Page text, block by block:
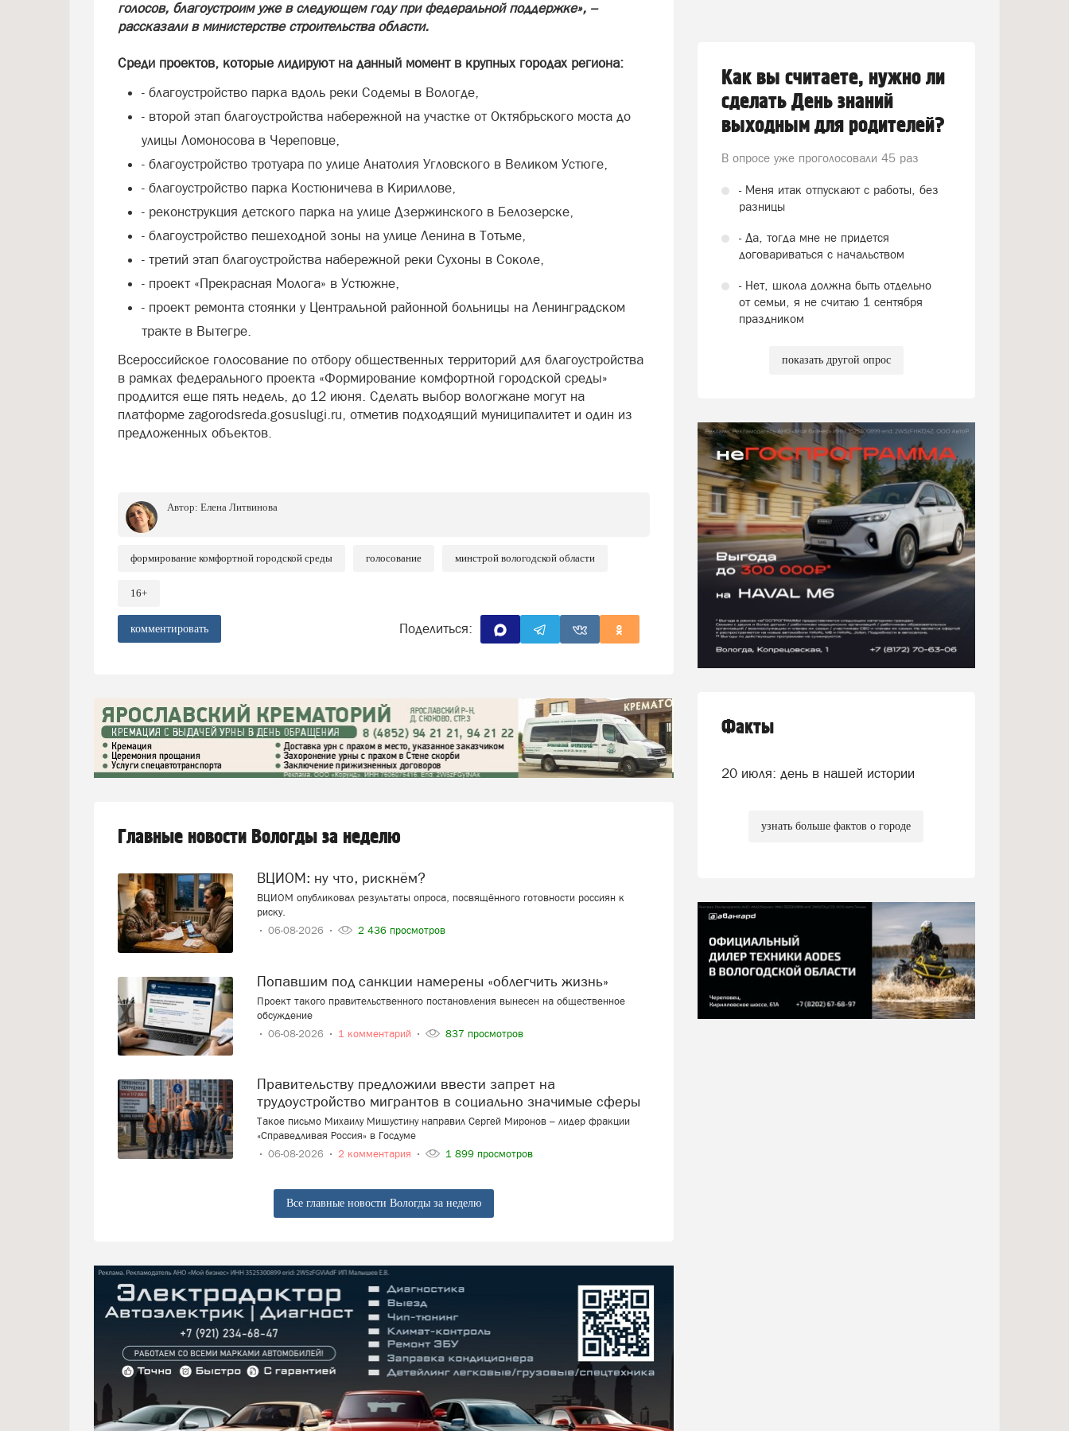
голосов, благоустроим уже в следующем году при федеральной поддержке», –
рассказали в министерстве строительства области.
Среди проектов, которые лидируют на данный момент в крупных городах региона:
- благоустройство парка вдоль реки Содемы в Вологде,
- второй этап благоустройства набережной на участке от Октябрьского моста до
улицы Ломоносова в Череповце,
- благоустройство тротуара по улице Анатолия Угловского в Великом Устюге,
- благоустройство парка Костюничева в Кириллове,
- реконструкция детского парка на улице Дзержинского в Белозерске,
- благоустройство пешеходной зоны на улице Ленина в Тотьме,
- третий этап благоустройства набережной реки Сухоны в Соколе,
- проект «Прекрасная Молога» в Устюжне,
- проект ремонта стоянки у Центральной районной больницы на Ленинградском
тракте в Вытегре.
Всероссийское голосование по отбору общественных территорий для благоустройства
в рамках федерального проекта «Формирование комфортной городской среды»
продлится еще пять недель, до 12 июня. Сделать выбор вологжане могут на
платформе zagorodsreda.gosuslugi.ru, отметив подходящий муниципалитет и один из
предложенных объектов.
Автор: Елена Литвинова
формирование комфортной городской среды голосование минстрой вологодской области
16+
комментировать Поделиться:
Главные новости Вологды за неделю
ВЦИОМ: ну что, рискнём?
ВЦИОМ опубликовал результаты опроса, посвящённого готовности россиян к
риску.
06-08-2026
2 436 просмотров
Попавшим под санкции намерены «облегчить жизнь»
Проект такого правительственного постановления вынесен на общественное
обсуждение
06-08-2026
1 комментарий 837 просмотров
Правительству предложили ввести запрет на
трудоустройство мигрантов в социально значимые сферы
Такое письмо Михаилу Мишустину направил Сергей Миронов – лидер фракции
«Справедливая Россия» в Госдуме
06-08-2026
2 комментария 1 899 просмотров
Все главные новости Вологды за неделю
Как вы считаете, нужно ли
сделать День знаний
выходным для родителей?
В опросе уже проголосовали 45 раз
- Меня итак отпускают с работы, без
разницы
- Да, тогда мне не придется
договариваться с начальством
- Нет, школа должна быть отдельно
от семьи, я не считаю 1 сентября
праздником
показать другой опрос
Факты
20 июля: день в нашей истории
узнать больше фактов о городе